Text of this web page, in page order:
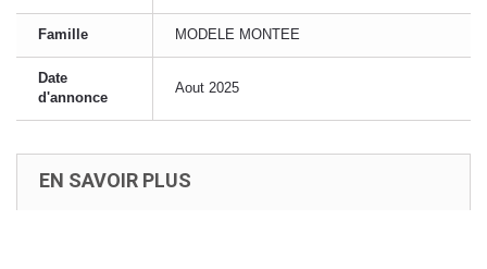
Famille MODELE MONTEE
Date
d'annonce
Aout 2025
EN SAVOIR PLUS